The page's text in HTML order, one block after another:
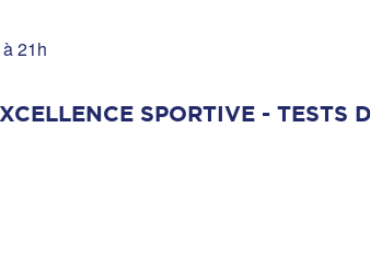
21h
SPORTIVE - TESTS